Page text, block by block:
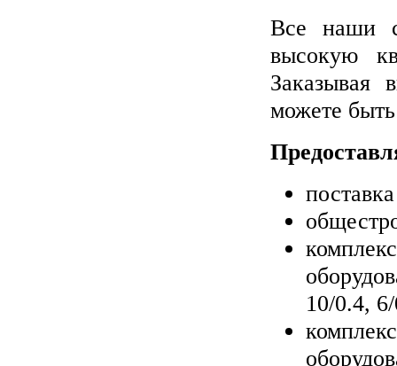
Все наши
высокую
можете
10/0.4,